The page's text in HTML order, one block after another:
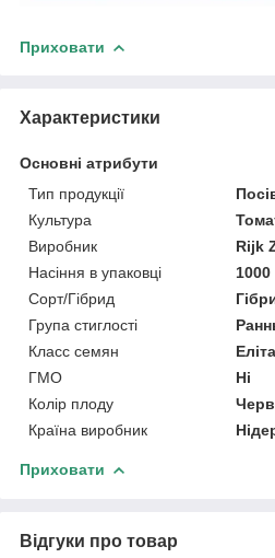
Приховати
Характеристики
Основні атрибути
Тип продукції
Культура
Виробник
Rijk
Насіння в упаковці
1000
Сорт/Гібрид
Група стиглості
Класс семян
Еліта
ГМО
Ні
Колір плоду
Країна виробник
Приховати
Відгуки про товар